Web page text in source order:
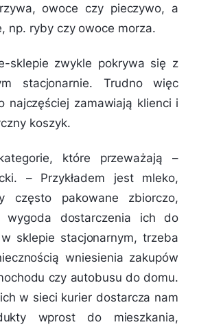
owoce czy pieczywo, a
np. ryby czy owoce morza.
sklepie zwykle pokrywa się z
stacjonarnie. Trudno więc
najczęściej zamawiają klienci i
koszyk.
które przeważają–
–Przykładem jest mleko,
często pakowane zbiorczo,
dostarczenia ich do
sklepie stacjonarnym, trzeba
wniesienia zakupów
czy autobusu do domu.
w sieci kurier dostarcza nam
wprost do mieszkania,